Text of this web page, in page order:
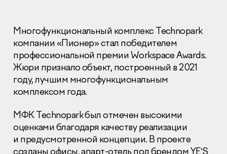
Многофункциональный комплекс Technopark
компании «Пионер» стал победителем
профессиональной премии Workspace Awards.
Жюри признало объект, построенный в 2021
году, лучшим многофункциональным
комплексом года.
МФК Technopark был отмечен высокими
оценками благодаря качеству реализации
и предусмотренной концепции. В проекте
созданы офисы, апарт-отель под брендом YE’S